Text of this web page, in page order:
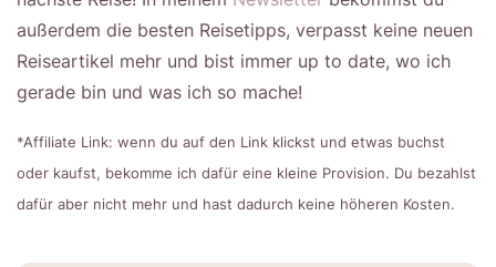
außerdem die besten Reisetipps, verpasst keine neuen
Reiseartikel mehr und bist immer up to date, wo ich
gerade bin und was ich so mache!
*Affiliate Link: wenn du auf den Link klickst und etwas buchst
oder kaufst, bekomme ich dafür eine kleine Provision. Du bezahlst
dafür aber nicht mehr und hast dadurch keine höheren Kosten.